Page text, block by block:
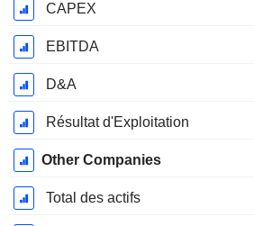
CAPEX
EBITDA
D&A
Résultat d'Exploitation
Other Companies
Total des actifs